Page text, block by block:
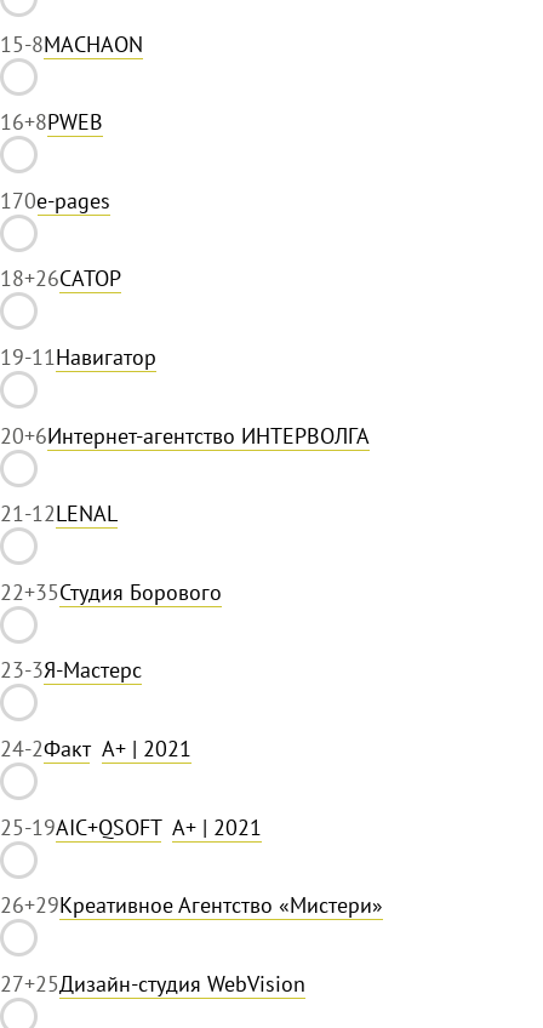
15-8MACHAON
16+8PWEB
170e-pages
18+26САТОР
19-11Навигатор
20+6Интернет-агентство ИНТЕРВОЛГА
21-12LENAL
22+35Студия Борового
23-3Я-Мастерс
24-2Факт A+ | 2021
25-19AIC+QSOFT A+ | 2021
26+29Креативное Агентство «Мистери»
27+25Дизайн-студия WebVision